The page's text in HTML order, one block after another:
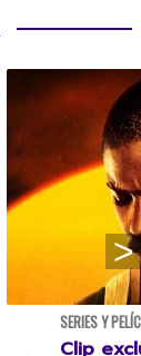
SERIES Y
Clip